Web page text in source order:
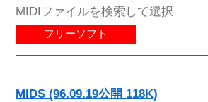
MIDIファイルを検索して選択
フリーソフト
MIDS (96.09.19公開 118K)